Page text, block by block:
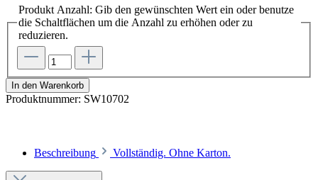
Produkt Anzahl: Gib den gewünschten Wert ein oder benutze
die Schaltflächen um die Anzahl zu erhöhen oder zu
reduzieren.
In den Warenkorb
Produktnummer: SW10702
Beschreibung Vollständig. Ohne Karton.